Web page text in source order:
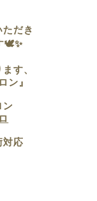
だき
🕊✨
す、
ン』
ン
対応